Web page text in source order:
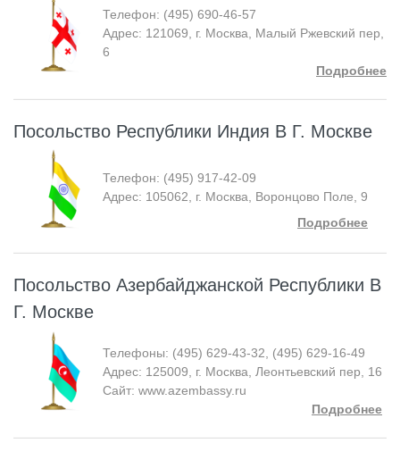
Телефон: (495) 690-46-57
Адрес: 121069, г. Москва, Малый Ржевский пер,
6
Подробнее
Посольство Республики Индия В Г. Москве
Телефон: (495) 917-42-09
Адрес: 105062, г. Москва, Воронцово Поле, 9
Подробнее
Посольство Азербайджанской Республики В
Г. Москве
Телефоны: (495) 629-43-32, (495) 629-16-49
Адрес: 125009, г. Москва, Леонтьевский пер, 16
Сайт: www.azembassy.ru
Подробнее